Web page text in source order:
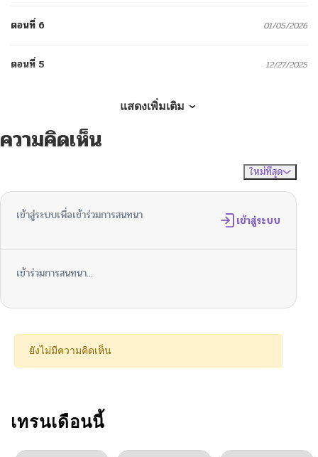
ตอนที่ 6 01/05/2026
ตอนที่ 5 12/27/2025
ตอนที่ 3
12/07/2025
ตอนที่ 1 12/07/2025
แสดงเพิ่มเติม
ความคิดเห็น
ใหม่ที่สุด
เข้าสู่ระบบเพื่อเข้าร่วมการสนทนา เข้าสู่ระบบ
เข้าร่วมการสนทนา...
ยังไม่มีความคิดเห็น
เทรนเดือนนี้